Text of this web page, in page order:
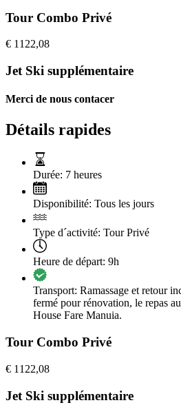
Tour Combo Privé
€ 1122,08
Jet Ski supplémentaire
Merci de nous contacer
Détails rapides
Durée: 7 heures
Disponibilité: Tous les jours
Type d´activité: Tour Privé
Heure de départ: 9h
Transport: Ramassage et retour
fermé pour rénovation, le repas
House Fare Manuia.
Tour Combo Privé
€ 1122,08
Jet Ski supplémentaire